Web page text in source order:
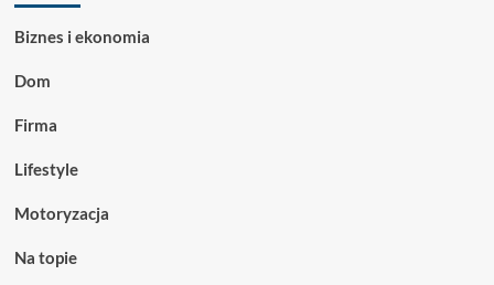
Biznes i ekonomia
Dom
Firma
Lifestyle
Motoryzacja
Na topie